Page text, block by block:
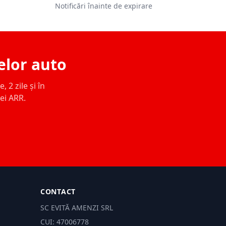
Notificări înainte de expirare
auto
2 zile și în
ARR.
CONTACT
SC EVITĂ AMENZI SRL
CUI: 47006778